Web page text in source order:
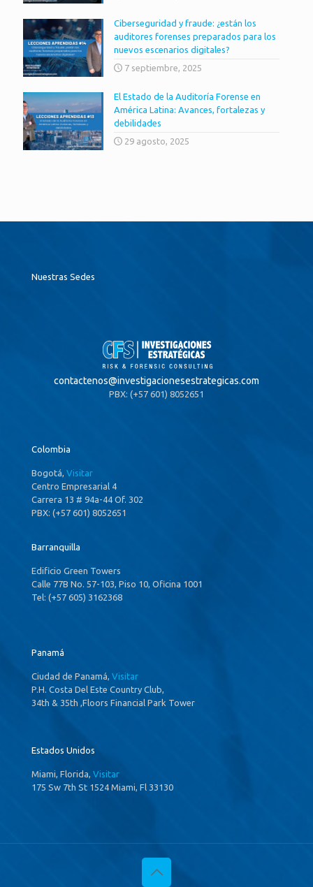
Ciberseguridad y fraude: ¿están los
auditores forenses preparados para los
nuevos escenarios digitales?
7 septiembre, 2025
El Estado de la Auditoría Forense en
América Latina: Avances, fortalezas y
debilidades
29 agosto, 2025
Nuestras Sedes
contactenos@investigacionesestrategicas.com
PBX: (+57 601) 8052651
Colombia
Bogotá, Visitar
Centro Empresarial 4
Carrera 13 # 94a-44 Of. 302
PBX: (+57 601) 8052651
Barranquilla
Edificio Green Towers
Calle 77B No. 57-103, Piso 10, Oficina 1001
Tel: (+57 605) 3162368
Panamá
Ciudad de Panamá, Visitar
P.H. Costa Del Este Country Club,
34th & 35th ,Floors Financial Park Tower
Estados Unidos
Miami, Florida, Visitar
175 Sw 7th St 1524 Miami, Fl 33130